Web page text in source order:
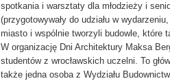
spotkania i warsztaty dla młodzieży i
(przygotowywały do udziału w
miasto i wspólnie tworzyli budowle, które
W organizację Dni Architektury Maksa
studentów z wrocławskich uczelni. To
także jedna osoba z Wydziału